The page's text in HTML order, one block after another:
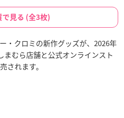
で見る (全3枚)
・クロミの新作グッズが、2026年
まむら店舗と公式オンラインスト
されます。